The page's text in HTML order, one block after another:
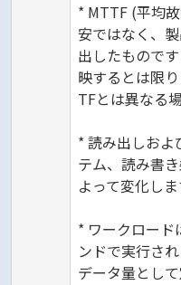
* MTTF (平均
安ではなく、
出したもので
映するとは限
TFとは異なる
* 読み出しおよ
テム、読み書
よって変化しま
* ワークロード
ンドで実行さ
データ量として